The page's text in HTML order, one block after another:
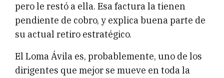
pero le restó a ella. Esa factura la tienen
pendiente de cobro, y explica buena parte de
su actual retiro estratégico.
El Loma Ávila es, probablemente, uno de los
dirigentes que mejor se mueve en toda la